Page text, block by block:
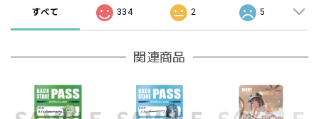
すべて 334 2 5
関連商品